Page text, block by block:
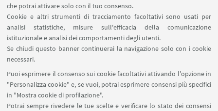
che potrai attivare solo con il tuo consenso.
Cookie e altri strumenti di tracciamento facoltativi sono usati per
analisi statistiche, misure sull'efficacia della comunicazione
istituzionale e analisi dei comportamenti degli utenti.
Se chiudi questo banner continuerai la navigazione solo con i cookie
necessari.
Puoi esprimere il consenso sui cookie facoltativi attivando l'opzione in
"Personalizza cookie" e, se vuoi, potrai esprimere consensi più specifici
in "Mostra cookie di profilazione".
Potrai sempre rivedere le tue scelte e verificare lo stato dei consensi
LINK UTILI
Area riservata
SEGUI UNIBO SU: